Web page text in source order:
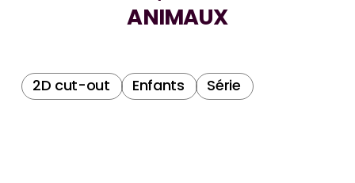
ANIMAUX
2D cut-out Enfants Série